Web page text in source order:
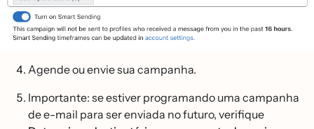
Agende ou envie sua campanha.
Importante: se estiver programando uma campanha
de e-mail para ser enviada no futuro, verifique